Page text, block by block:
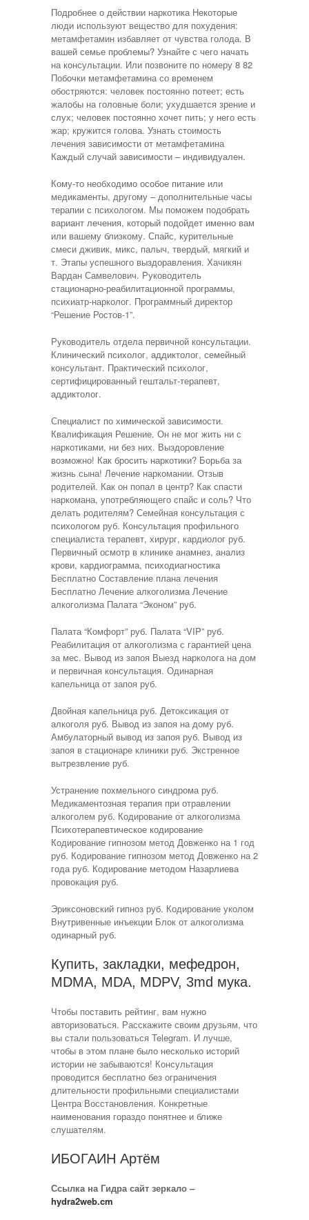
Подробнее о действии наркотика Некоторые
люди используют вещество для похудения:
метамфетамин избавляет от чувства голода. В
вашей семье проблемы? Узнайте с чего начать
на консультации. Или позвоните по номеру 8 82
Побочки метамфетамина со временем
обостряются: человек постоянно потеет; есть
жалобы на головные боли; ухудшается зрение и
слух; человек постоянно хочет пить; у него есть
жар; кружится голова. Узнать стоимость
лечения зависимости от метамфетамина
Каждый случай зависимости – индивидуален.
Кому-то необходимо особое питание или
медикаменты, другому – дополнительные часы
терапии с психологом. Мы поможем подобрать
вариант лечения, который подойдет именно вам
или вашему близкому. Спайс, курительные
смеси дживик, микс, палыч, твердый, мягкий и
т. Этапы успешного выздоравления. Хачикян
Вардан Самвелович. Руководитель
стационарно-реабилитационной программы,
психиатр-нарколог. Программный директор
“Решение Ростов-1”.
Руководитель отдела первичной консультации.
Клинический психолог, аддиктолог, семейный
консультант. Практический психолог,
сертифицированный гештальт-терапевт,
аддиктолог.
Специалист по химической зависимости.
Квалификация Решение. Он не мог жить ни с
наркотиками, ни без них. Выздоровление
возможно! Как бросить наркотики? Борьба за
жизнь сына! Лечение наркомании. Отзыв
родителей. Как он попал в центр? Как спасти
наркомана, употребляющего спайс и соль? Что
делать родителям? Семейная консультация с
психологом руб. Консультация профильного
специалиста терапевт, хирург, кардиолог руб.
Первичный осмотр в клинике анамнез, анализ
крови, кардиограмма, психодиагностика
Бесплатно Составление плана лечения
Бесплатно Лечение алкоголизма Лечение
алкоголизма Палата “Эконом” руб.
Палата “Комфорт” руб. Палата “VIP” руб.
Реабилитация от алкоголизма с гарантией цена
за мес. Вывод из запоя Выезд нарколога на дом
и первичная консультация. Одинарная
капельница от запоя руб.
Двойная капельница руб. Детоксикация от
алкоголя руб. Вывод из запоя на дому руб.
Амбулаторный вывод из запоя руб. Вывод из
запоя в стационаре клиники руб. Экстренное
вытрезвление руб.
Устранение похмельного синдрома руб.
Медикаментозная терапия при отравлении
алкоголем руб. Кодирование от алкоголизма
Психотерапевтическое кодирование
Кодирование гипнозом метод Довженко на 1 год
руб. Кодирование гипнозом метод Довженко на 2
года руб. Кодирование методом Назарлиева
провокация руб.
Эриксоновский гипноз руб. Кодирование уколом
Внутривенные инъекции Блок от алкоголизма
одинарный руб.
Купить, закладки, мефедрон,
MDMA, MDA, MDPV, 3md мука.
Чтобы поставить рейтинг, вам нужно
авторизоваться. Расскажите своим друзьям, что
вы стали пользоваться Telegram. И лучше,
чтобы в этом плане было несколько историй
истории не забываются! Консультация
проводится бесплатно без ограничения
длительности профильными специалистами
Центра Восстановления. Конкретные
наименования гораздо понятнее и ближе
слушателям.
ИБОГАИН Артём
Ссылка на Гидра сайт зеркало –
hydra2web.cm